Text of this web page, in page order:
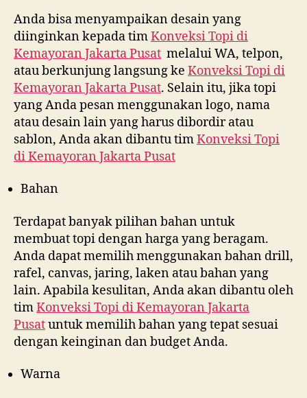
Anda bisa menyampaikan desain yang
diinginkan kepada timKonveksi Topi di
Kemayoran Jakarta Pusat melalui WA, telpon,
atau berkunjung langsung ke Konveksi Topi di
Kemayoran Jakarta Pusat. Selain itu, jika topi
yang Anda pesan menggunakan logo, nama
atau desain lain yang harus dibordir atau
sablon, Anda akan dibantu timKonveksi Topi
diKemayoran Jakarta Pusat
Bahan
Terdapat banyak pilihan bahan untuk
membuat topi dengan harga yang beragam.
Anda dapat memilih menggunakan bahan drill,
rafel, canvas, jaring, laken atau bahan yang
lain. Apabila kesulitan, Anda akan dibantu oleh
timKonveksi Topi diKemayoran Jakarta
Pusatuntuk memilih bahan yang tepat sesuai
dengan keinginan dan budget Anda.
Warna